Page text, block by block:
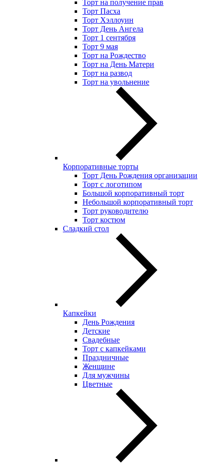
Торт на получение прав
Торт Пасха
Торт Хэллоуин
Торт День Ангела
Торт 1 сентября
Торт 9 мая
Торт на Рождество
Торт на День Матери
Торт на развод
Торт на увольнение
Корпоративные торты
Торт День Рождения организации
Торт с логотипом
Большой корпоративный торт
Небольшой корпоративный торт
Торт руководителю
Торт костюм
Сладкий стол
Капкейки
День Рождения
Детские
Свадебные
Торт с капкейками
Праздничные
Женщине
Для мужчины
Цветные